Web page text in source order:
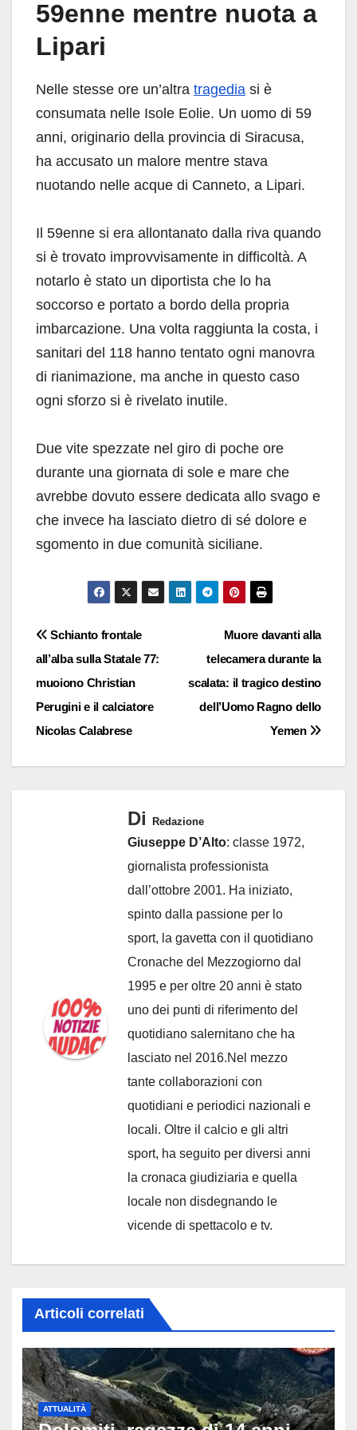
59enne mentre nuota a
Lipari
Nelle stesse ore un’altra tragedia si è
consumata nelle Isole Eolie. Un uomo di 59
anni, originario della provincia di Siracusa,
ha accusato un malore mentre stava
nuotando nelle acque di Canneto, a Lipari.
Il 59enne si era allontanato dalla riva quando
si è trovato improvvisamente in difficoltà. A
notarlo è stato un diportista che lo ha
soccorso e portato a bordo della propria
imbarcazione. Una volta raggiunta la costa, i
sanitari del 118 hanno tentato ogni manovra
di rianimazione, ma anche in questo caso
ogni sforzo si è rivelato inutile.
Due vite spezzate nel giro di poche ore
durante una giornata di sole e mare che
avrebbe dovuto essere dedicata allo svago e
che invece ha lasciato dietro di sé dolore e
sgomento in due comunità siciliane.
Navigazione
articoli
Muore davanti alla
telecamera durante la
scalata: il tragico destino
dell’Uomo Ragno dello
Yemen
Schianto frontale
all’alba sulla Statale 77:
muoiono Christian
Perugini e il calciatore
Nicolas Calabrese
Di Redazione
Giuseppe D’Alto: classe 1972,
giornalista professionista
dall’ottobre 2001. Ha iniziato,
spinto dalla passione per lo
sport, la gavetta con il quotidiano
Cronache del Mezzogiorno dal
1995 e per oltre 20 anni è stato
uno dei punti di riferimento del
quotidiano salernitano che ha
lasciato nel 2016.Nel mezzo
tante collaborazioni con
quotidiani e periodici nazionali e
locali. Oltre il calcio e gli altri
sport, ha seguito per diversi anni
la cronaca giudiziaria e quella
locale non disdegnando le
vicende di spettacolo e tv.
Articoli correlati
ATTUALITÀ